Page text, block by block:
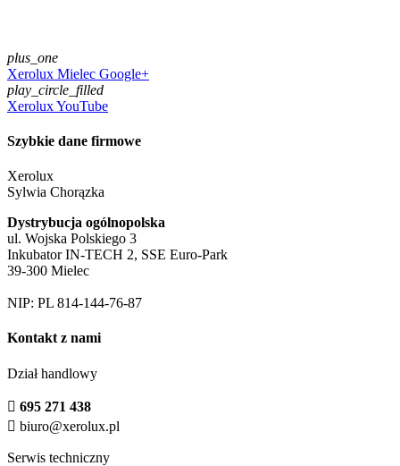
plus_one
Xerolux Mielec Google+
play_circle_filled
Xerolux YouTube
Szybkie dane firmowe
Xerolux
Sylwia Chorązka
Dystrybucja ogólnopolska
ul. Wojska Polskiego 3
Inkubator IN-TECH 2, SSE Euro-Park
39-300 Mielec
NIP: PL 814-144-76-87
Kontakt z nami
Dział handlowy
 695 271 438
 biuro@xerolux.pl
Serwis techniczny